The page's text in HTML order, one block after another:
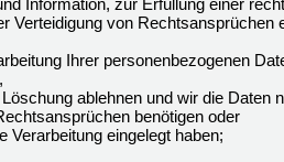
Information, zur Erfüllung einer
Verteidigung von Rechtsansprüchen
Ihrer personenbezogenen
ablehnen und wir die Daten
benötigen oder
eingelegt haben;